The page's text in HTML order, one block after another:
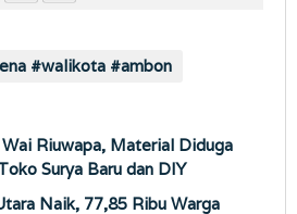
#walikota #ambon
Riuwapa, Material Diduga
Surya Baru dan DIY
Naik, 77,85 Ribu Warga